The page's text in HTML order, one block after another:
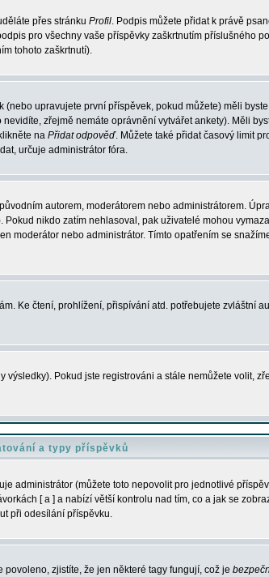
přes stránku Profil. Podpis můžete přidat k právě
pro všechny vaše příspěvky zaškrtnutím příslušného
tohoto zaškrtnutí).
upravujete první příspěvek, pokud můžete) měli
zřejmě nemáte oprávnění vytvářet ankety). Měli
na Přidat odpověď. Můžete také přidat časový limit
určuje administrátor fóra.
autorem, moderátorem nebo administrátorem.
nikdo zatím nehlasoval, pak uživatelé mohou
moderátor nebo administrátor. Tímto opatřením se
Ke čtení, prohlížení, přispívání atd. potřebujete zvláštní
Pokud jste registrováni a stále nemůžete volit,
a typy příspěvků
administrátor (můžete toto nepovolit pro jednotlivé
[ a ] a nabízí větší kontrolu nad tím, co a jak se
při odesílání příspěvku.
zjistíte, že jen některé tagy fungují, což je